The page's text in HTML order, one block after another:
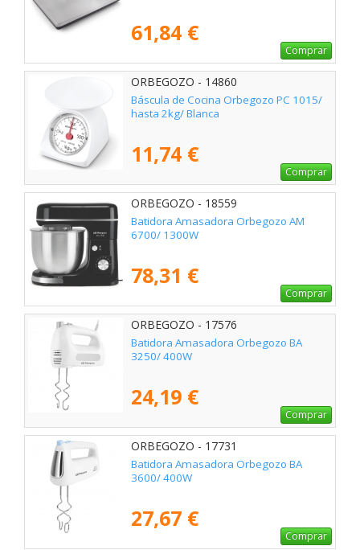
61,84 €
Comprar
ORBEGOZO - 14860
Báscula de Cocina Orbegozo PC 1015/
hasta 2kg/ Blanca
11,74 €
Comprar
ORBEGOZO - 18559
Batidora Amasadora Orbegozo AM
6700/ 1300W
78,31 €
Comprar
ORBEGOZO - 17576
Batidora Amasadora Orbegozo BA
3250/ 400W
24,19 €
Comprar
ORBEGOZO - 17731
Batidora Amasadora Orbegozo BA
3600/ 400W
27,67 €
Comprar